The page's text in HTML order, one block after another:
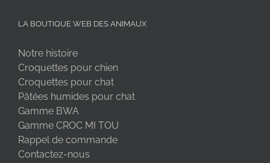
LA BOUTIQUE WEB DES ANIMAUX
Notre histoire
Croquettes pour chien
Croquettes pour chat
Pâtées humides pour chat
Gamme BWA
Gamme CROC MI TOU
Rappel de commande
Contactez-nous